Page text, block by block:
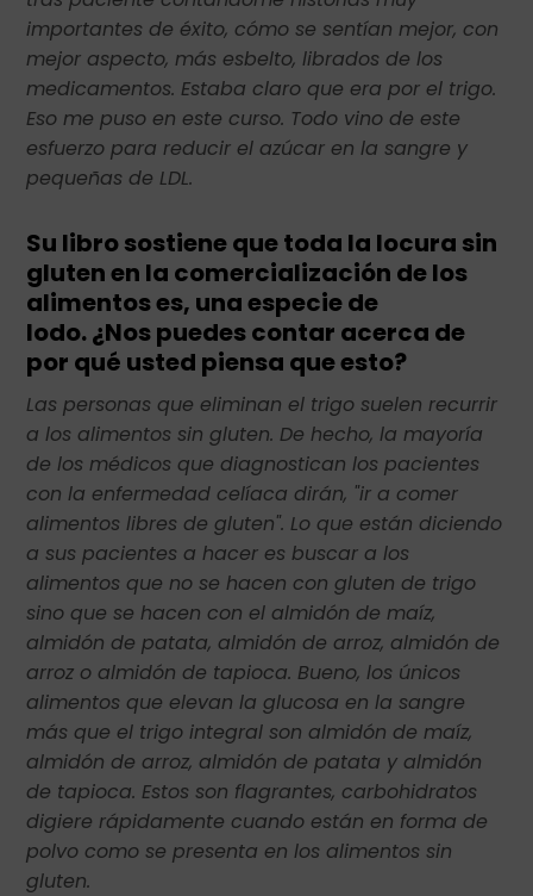
importantes de éxito, cómo se sentían mejor, con
mejor aspecto, más esbelto, librados de los
medicamentos. Estaba claro que era por el trigo.
Eso me puso en este curso. Todo vino de este
esfuerzo para reducir el azúcar en la sangre y
pequeñas de LDL.
Su libro sostiene que toda la locura sin
gluten en la comercialización de los
alimentos es, una especie de
lodo.¿Nos puedes contar acerca de
por qué usted piensa que esto?
Las personas que eliminan el trigo suelen recurrir
a los alimentos sin gluten. De hecho, la mayoría
de los médicos que diagnostican los pacientes
con la enfermedad celíaca dirán, "ir a comer
alimentos libres de gluten". Lo que están diciendo
a sus pacientes a hacer es buscar a los
alimentos que no se hacen con gluten de trigo
sino que se hacen con el almidón de maíz,
almidón de patata, almidón de arroz, almidón de
arroz o almidón de tapioca. Bueno, los únicos
alimentos que elevan la glucosa en la sangre
más que el trigo integral son almidón de maíz,
almidón de arroz, almidón de patata y almidón
de tapioca. Estos son flagrantes, carbohidratos
digiere rápidamente cuando están en forma de
polvo como se presenta en los alimentos sin
gluten.